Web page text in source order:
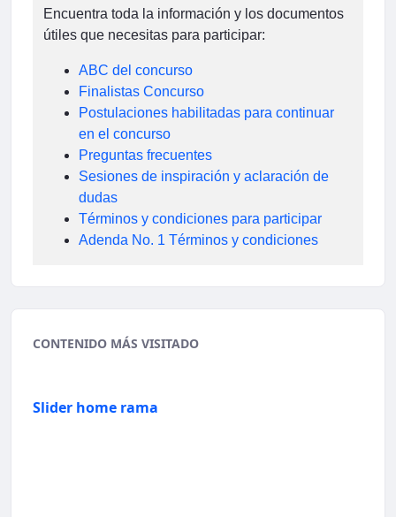
Encuentra toda la información y los documentos
útiles que necesitas para participar:
ABC del concurso
Finalistas Concurso
Postulaciones habilitadas para continuar
en el concurso
Preguntas frecuentes
Sesiones de inspiración y aclaración de
dudas
Términos y condiciones para participar
Adenda No. 1 Términos y condiciones
CONTENIDO MÁS VISITADO
Slider home rama